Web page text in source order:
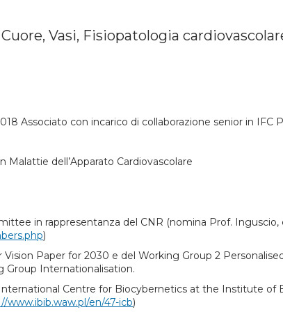
Cuore, Vasi, Fisiopatologia
Associato con incarico di collaborazione senior in IFC
Malattie dell’Apparato Cardiovascolare
in rappresentanza del CNR (nomina Prof. Inguscio,
)
Paper for 2030 e del Working Group 2
Group Internationalisation.
Centre for Biocybernetics at the Institute
www.ibib.waw.pl/en/47-icb)